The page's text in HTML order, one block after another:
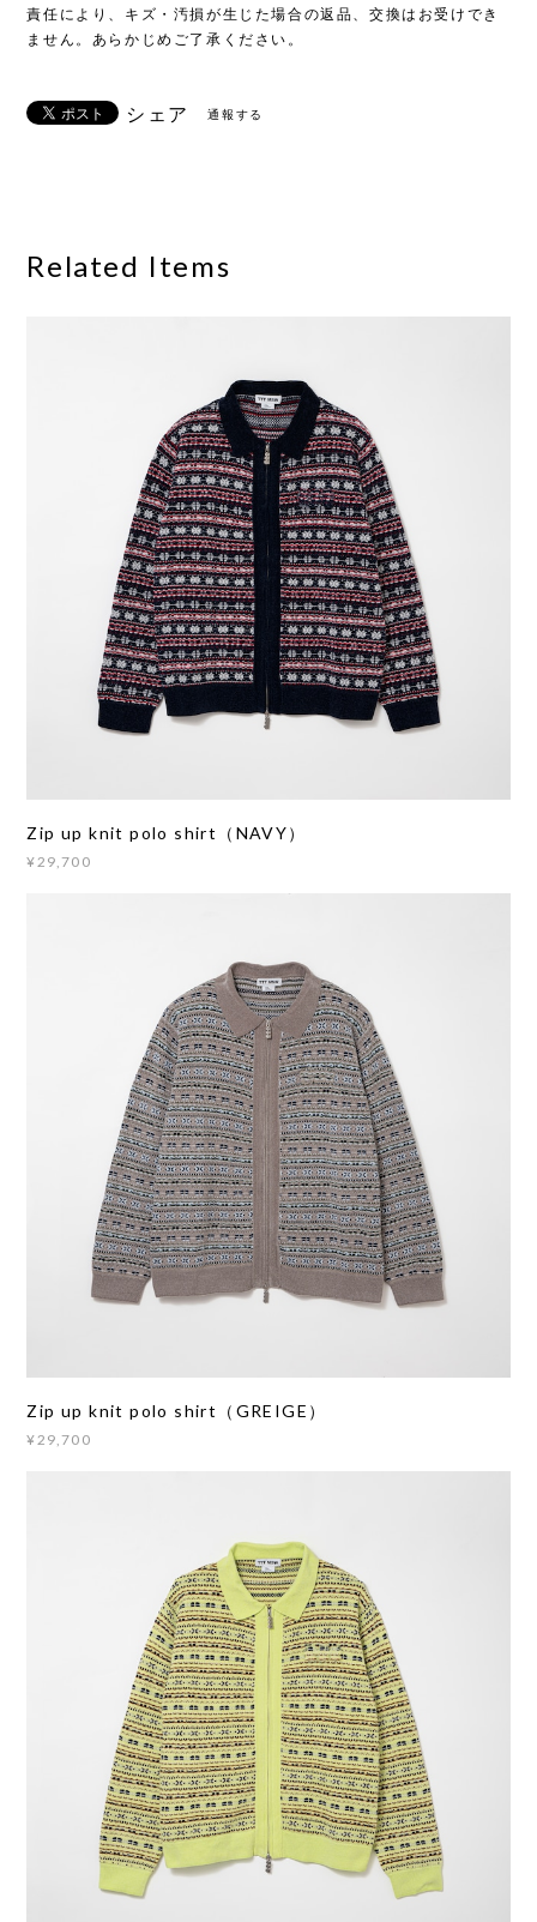
責任により、キズ・汚損が生じた場合の返品、交換はお受けでき
ません。あらかじめご了承ください。
シェア 通報する
Related Items
Zip up knit polo shirt（NAVY）
¥29,700
Zip up knit polo shirt（GREIGE）
¥29,700